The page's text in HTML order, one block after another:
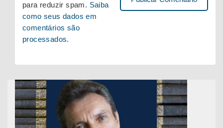
para reduzir spam. Saiba
como seus dados em
comentários são
processados.